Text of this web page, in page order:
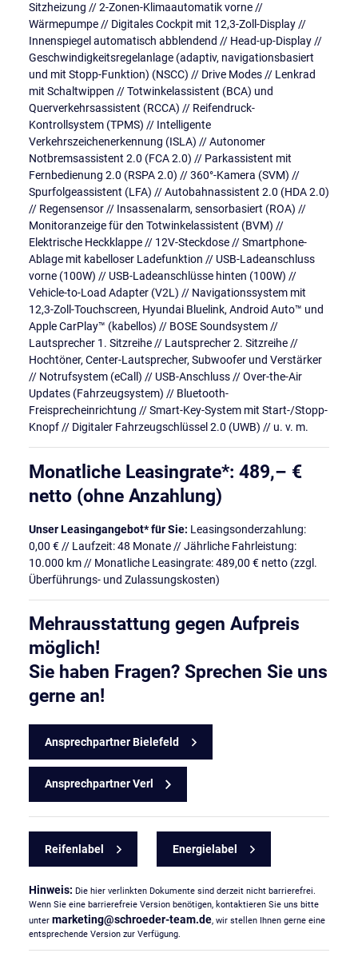
Sitzheizung // 2-Zonen-Klimaautomatik vorne //
Wärmepumpe // Digitales Cockpit mit 12,3-Zoll-Display //
Innenspiegel automatisch abblendend // Head-up-Display //
Geschwindigkeitsregelanlage (adaptiv, navigationsbasiert
und mit Stopp-Funktion) (NSCC) // Drive Modes // Lenkrad
mit Schaltwippen // Totwinkelassistent (BCA) und
Querverkehrsassistent (RCCA) // Reifendruck-
Kontrollsystem (TPMS) // Intelligente
Verkehrszeichenerkennung (ISLA) // Autonomer
Notbremsassistent 2.0 (FCA 2.0) // Parkassistent mit
Fernbedienung 2.0 (RSPA 2.0) // 360°-Kamera (SVM) //
Spurfolgeassistent (LFA) // Autobahnassistent 2.0 (HDA 2.0)
// Regensensor // Insassenalarm, sensorbasiert (ROA) //
Monitoranzeige für den Totwinkelassistent (BVM) //
Elektrische Heckklappe // 12V-Steckdose // Smartphone-
Ablage mit kabelloser Ladefunktion // USB-Ladeanschluss
vorne (100W) // USB-Ladeanschlüsse hinten (100W) //
Vehicle-to-Load Adapter (V2L) // Navigationssystem mit
12,3-Zoll-Touchscreen, Hyundai Bluelink, Android Auto™ und
Apple CarPlay™ (kabellos) // BOSE Soundsystem //
Lautsprecher 1. Sitzreihe // Lautsprecher 2. Sitzreihe //
Hochtöner, Center-Lautsprecher, Subwoofer und Verstärker
// Notrufsystem (eCall) // USB-Anschluss // Over-the-Air
Updates (Fahrzeugsystem) // Bluetooth-
Freisprecheinrichtung // Smart-Key-System mit Start-/Stopp-
Knopf // Digitaler Fahrzeugschlüssel 2.0 (UWB) // u. v. m.
Monatliche Leasingrate*: 489,– €
netto (ohne Anzahlung)
Unser Leasingangebot*für Sie: Leasingsonderzahlung:
0,00 € // Laufzeit: 48 Monate // Jährliche Fahrleistung:
10.000 km // Monatliche Leasingrate: 489,00 € netto (zzgl.
Überführungs- und Zulassungskosten)
Mehrausstattung gegen Aufpreis
möglich!
Sie haben Fragen? Sprechen Sie uns
gerne an!
Ansprechpartner Bielefeld
Ansprechpartner Verl
Reifenlabel Energielabel
Hinweis: Die hier verlinkten Dokumente sind derzeit nicht barrierefrei.
Wenn Sie eine barrierefreie Version benötigen, kontaktieren Sie uns bitte
unter marketing@schroeder-team.de, wir stellen Ihnen gerne eine
entsprechende Version zur Verfügung.